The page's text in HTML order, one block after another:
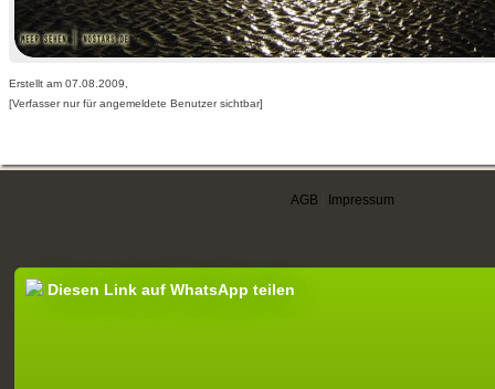
Erstellt am 07.08.2009,
[Verfasser nur für angemeldete Benutzer sichtbar]
AGB Impressum
Diesen Link auf WhatsApp teilen